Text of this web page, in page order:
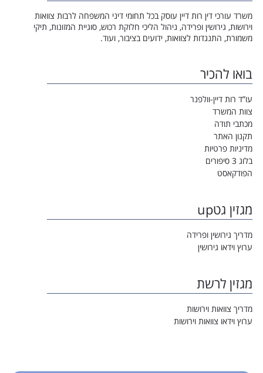
משרד עורכי דין רות דיין עוסק בכל תחומי דיני המשפחה לרבות צוואות
וירושות, גירושין ופרידה, ניהול הליכי חלוקת רכוש, סוגיית המזונות, תיקי
משמורת, התנגדות לצוואות, ידועים בציבור, ועוד.
בואו להכיר
עו”ד רות דיין-וולפנר
צוות המשרד
מכתבי תודה
תקנון האתר
מדיניות פרטיות
בלוג 3 סיפורים
הפודקאסט
מגזין גטup
מדריך גירושין ופרידה
ערוץ וידאו גירושין
מגזין לרשת
מדריך צוואות וירושות
ערוץ וידאו צוואות וירושות